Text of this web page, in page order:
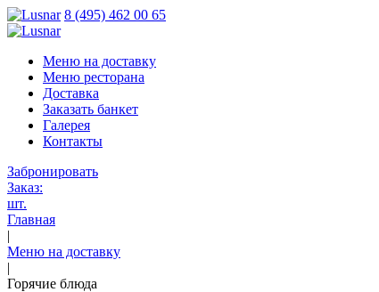
8 (495) 462 00 65
Меню на доставку
Меню ресторана
Доставка
Заказать банкет
Галерея
Контакты
Забронировать
Заказ:
шт.
Главная
|
Меню на доставку
|
Горячие блюда